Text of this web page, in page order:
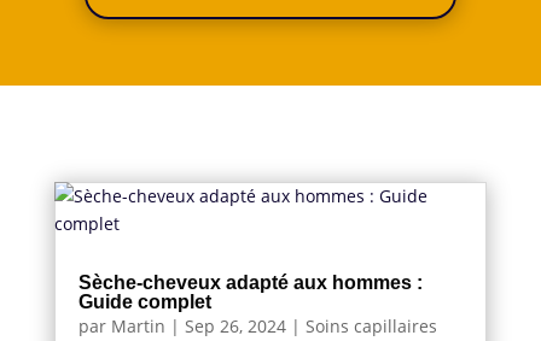
Sèche-cheveux adapté aux hommes :
Guide complet
par Martin | Sep 26, 2024| Soins capillaires